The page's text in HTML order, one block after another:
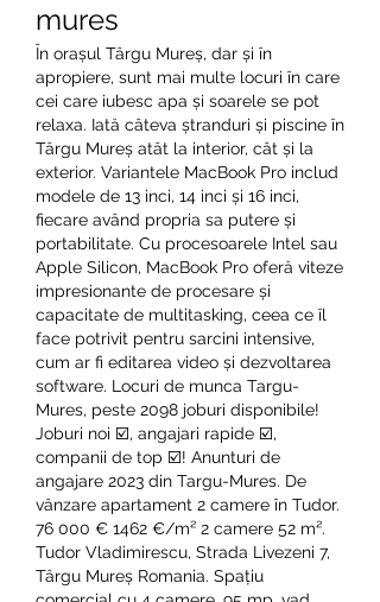
mures
În orașul Târgu Mureș, dar și în
apropiere, sunt mai multe locuri în care
cei care iubesc apa și soarele se pot
relaxa. Iată câteva ștranduri și piscine în
Târgu Mureș atât la interior, cât și la
exterior. Variantele MacBook Pro includ
modele de 13 inci, 14 inci și 16 inci,
fiecare având propria sa putere și
portabilitate. Cu procesoarele Intel sau
Apple Silicon, MacBook Pro oferă viteze
impresionante de procesare și
capacitate de multitasking, ceea ce îl
face potrivit pentru sarcini intensive,
cum ar fi editarea video și dezvoltarea
software. Locuri de munca Targu-
Mures, peste 2098 joburi disponibile!
Joburi noi ☑️, angajari rapide ☑️,
companii de top ☑️! Anunturi de
angajare 2023 din Targu-Mures. De
vânzare apartament 2 camere în Tudor.
76 000 € 1462 €/m² 2 camere 52 m².
Tudor Vladimirescu, Strada Livezeni 7,
Târgu Mureș Romania. Spațiu